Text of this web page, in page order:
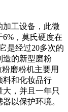
加工设备，此微
，莫氏硬度在
是经过20多次的
造的新型磨粉
磨粉机主要用
料和化妆品行
，并且一年只
以保护环境。